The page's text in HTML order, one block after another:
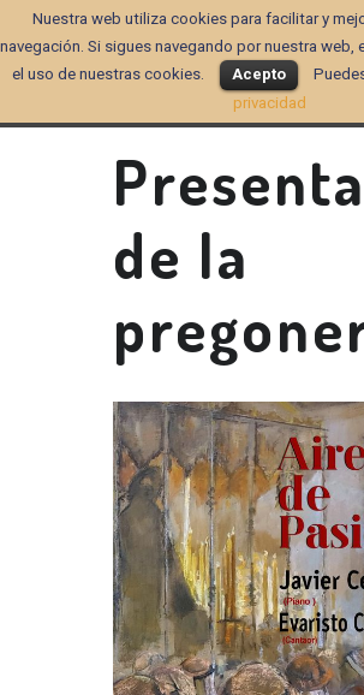
de la
Nuestra web utiliza cookies para facilitar y
navegación. Si sigues navegando por nuestra web,
el uso de nuestras cookies.
Acepto
privacidad